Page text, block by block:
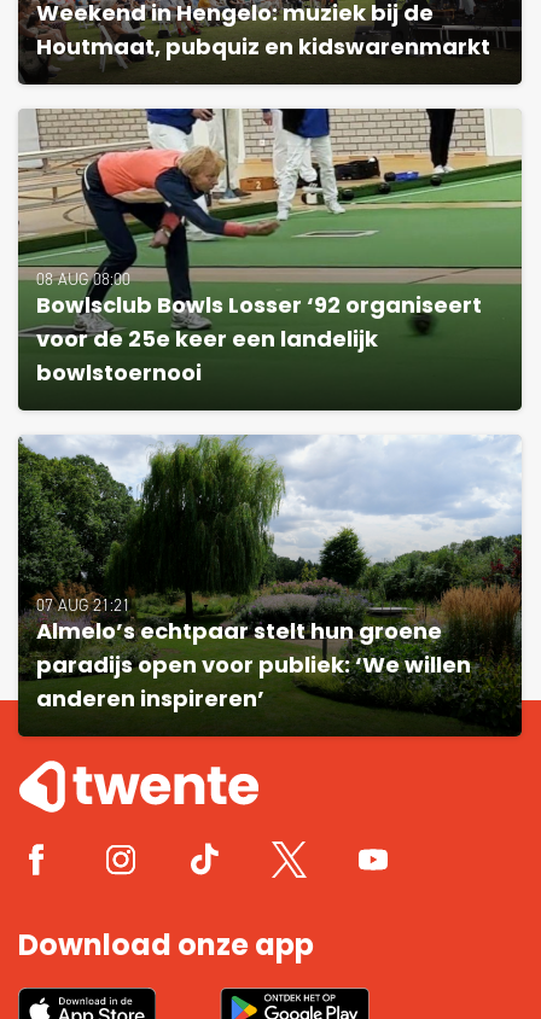
Weekend in Hengelo: muziek bij de
Houtmaat, pubquiz en kidswarenmarkt
08 AUG 08:00
Bowlsclub Bowls Losser ‘92 organiseert
voor de 25e keer een landelijk
bowlstoernooi
07 AUG 21:21
Almelo’s echtpaar stelt hun groene
paradijs open voor publiek: ‘We willen
anderen inspireren’
Download onze app